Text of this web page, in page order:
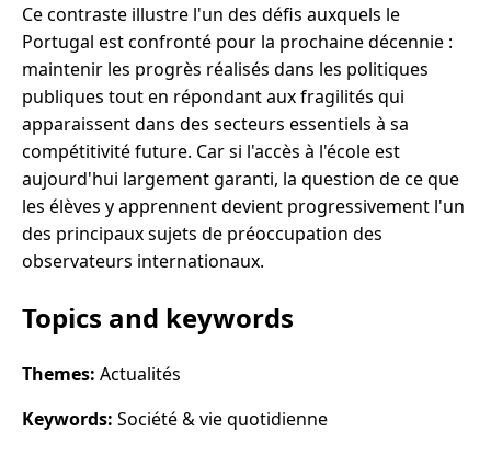
Ce contraste illustre l'un des défis auxquels le
Portugal est confronté pour la prochaine décennie :
maintenir les progrès réalisés dans les politiques
publiques tout en répondant aux fragilités qui
apparaissent dans des secteurs essentiels à sa
compétitivité future. Car si l'accès à l'école est
aujourd'hui largement garanti, la question de ce que
les élèves y apprennent devient progressivement l'un
des principaux sujets de préoccupation des
observateurs internationaux.
Topics and keywords
Themes: Actualités
Keywords: Société & vie quotidienne